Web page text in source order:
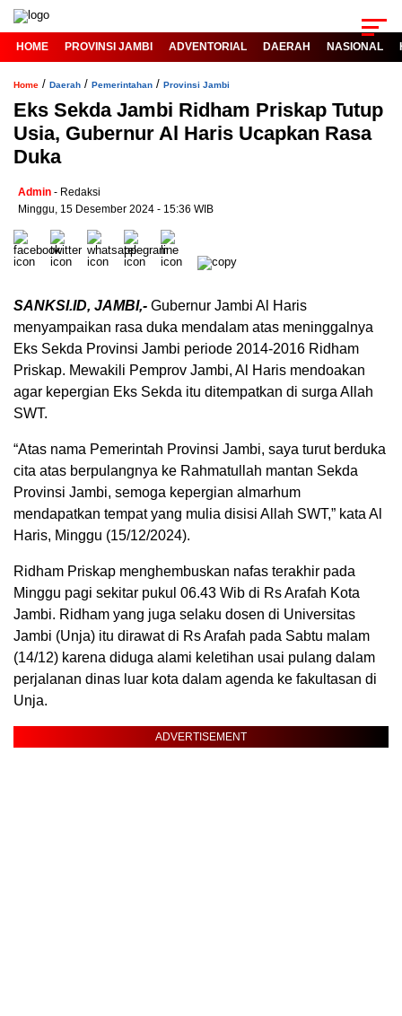
HOME PROVINSI JAMBI ADVENTORIAL DAERAH NASIONAL
Home / Daerah / Pemerintahan / Provinsi Jambi
Eks Sekda Jambi Ridham Priskap Tutup
Usia, Gubernur Al Haris Ucapkan Rasa
Duka
Admin - Redaksi
Minggu, 15 Desember 2024 - 15:36 WIB
SANKSI.ID, JAMBI,- Gubernur Jambi Al Haris
menyampaikan rasa duka mendalam atas meninggalnya
Eks Sekda Provinsi Jambi periode 2014-2016 Ridham
Priskap. Mewakili Pemprov Jambi, Al Haris mendoakan
agar kepergian Eks Sekda itu ditempatkan di surga Allah
SWT.
“Atas nama Pemerintah Provinsi Jambi, saya turut berduka
cita atas berpulangnya ke Rahmatullah mantan Sekda
Provinsi Jambi, semoga kepergian almarhum
mendapatkan tempat yang mulia disisi Allah SWT,” kata Al
Haris, Minggu (15/12/2024).
Ridham Priskap menghembuskan nafas terakhir pada
Minggu pagi sekitar pukul 06.43 Wib di Rs Arafah Kota
Jambi. Ridham yang juga selaku dosen di Universitas
Jambi (Unja) itu dirawat di Rs Arafah pada Sabtu malam
(14/12) karena diduga alami keletihan usai pulang dalam
perjalanan dinas luar kota dalam agenda ke fakultasan di
Unja.
ADVERTISEMENT